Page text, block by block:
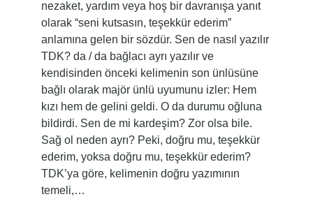
nezaket, yardım veya hoş bir davranışa yanıt
olarak “seni kutsasın, teşekkür ederim”
anlamına gelen bir sözdür. Sen de nasıl yazılır
TDK? da / da bağlacı ayrı yazılır ve
kendisinden önceki kelimenin son ünlüsüne
bağlı olarak majör ünlü uyumunu izler: Hem
kızı hem de gelini geldi. O da durumu oğluna
bildirdi. Sen de mi kardeşim? Zor olsa bile.
Sağ ol neden ayrı? Peki, doğru mu, teşekkür
ederim, yoksa doğru mu, teşekkür ederim?
TDK’ya göre, kelimenin doğru yazımının
temeli,…